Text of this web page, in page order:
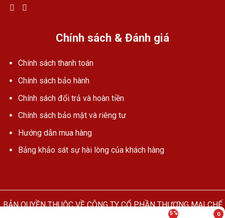
Chính sách & Đánh giá
Chính sách thanh toán
Chính sách bảo hành
Chính sách đổi trả và hoàn tiền
Chính sách bảo mật và riêng tư
Hướng dẫn mua hàng
Bảng khảo sát sự hài lòng của khách hàng
BẢN QUYỀN THUỘC VỀ CÔNG TY CỔ PHẦN THƯƠNG MẠI CHẾ
5% 0